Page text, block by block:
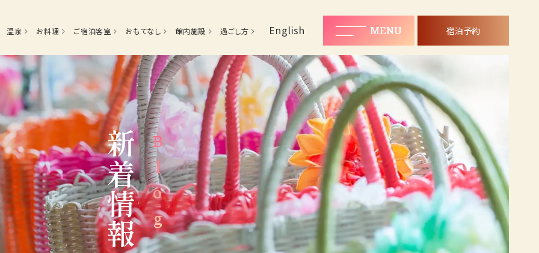
温泉 お料理 ご宿泊客室 おもてなし 館内施設 過ごし方 English MENU 宿泊予約
MENU 宿泊予約
Top
Hot spring
温泉
Facilities
館内施設
Dining
お料理
Access
交通アクセス
Rooms
ご宿泊客室
Plan
プラン一覧
新着情報Blog